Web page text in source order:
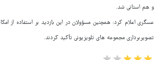
و هم استانی شد.
عسگری اعلام کرد: همچنین مسؤولان در این بازدید بر استفاده از
تصویربرداری مجموعه های تلویزیونی تأکید کردند.